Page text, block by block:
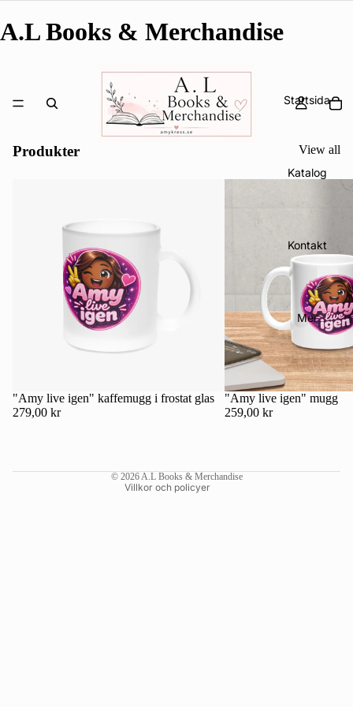
A.L Books & Merchandise
Startsida
Katalog
Kontakt
Mer
Produkter View all
"Amy live igen" kaffemugg i frostat glas
279,00 kr
"Amy live igen" mugg
259,00 kr
© 2026A.L Books & Merchandise
Villkor och policyer
Integritetspolicy
Återbetalningspolicy